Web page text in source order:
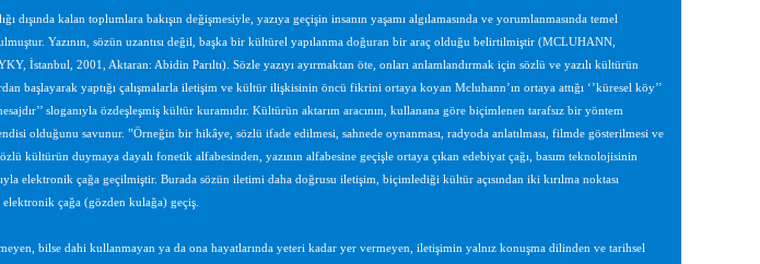
dışında kalan toplumlara bakışın değişmesiyle, yazıya geçişin insanın yaşamı algılamasında ve yorumlanmasında temel
Yazının, sözün uzantısı değil, başka bir kültürel yapılanma doğuran bir araç olduğu belirtilmiştir (MCLUHANN,
İstanbul, 2001, Aktaran: Abidin Parıltı). Sözle yazıyı ayırmaktan öte, onları anlamlandırmak için sözlü ve yazılı kültürün
başlayarak yaptığı çalışmalarla iletişim ve kültür ilişkisinin öncü fikrini ortaya koyan Mcluhann’ın ortaya attığı ‘’küresel köy’’
sloganıyla özdeşleşmiş kültür kuramıdır. Kültürün aktarım aracının, kullanana göre biçimlenen tarafsız bir yöntem
olduğunu savunur. ”Örneğin bir hikâye, sözlü ifade edilmesi, sahnede oynanması, radyoda anlatılması, filmde gösterilmesi ve
kültürün duymaya dayalı fonetik alfabesinden, yazının alfabesine geçişle ortaya çıkan edebiyat çağı, basım teknolojisinin
elektronik çağa geçilmiştir. Burada sözün iletimi daha doğrusu iletişim, biçimlediği kültür açısından iki kırılma noktası
çağa (gözden kulağa) geçiş.
bilse dahi kullanmayan ya da ona hayatlarında yeteri kadar yer vermeyen, iletişimin yalnız konuşma dilinden ve tarihsel